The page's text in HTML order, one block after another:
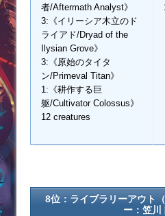
者/Aftermath Analyst》
3:《イリーシア木立のド
ライアド/Dryad of the
Ilysian Grove》
3:《原始のタイタ
ン/Primeval Titan》
1:《耕作する巨
躯/Cultivator Colossus》
12 creatures
8位：ライブラリーアウト
ー：笠川